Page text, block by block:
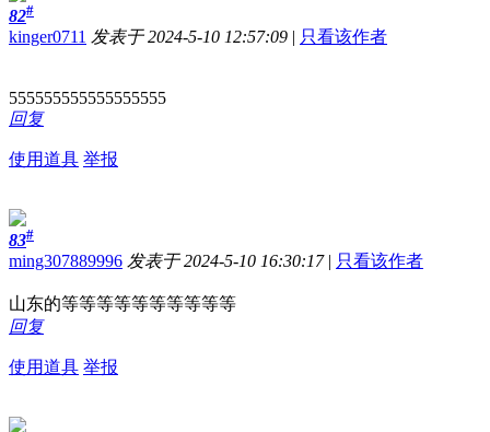
82#
kinger0711 发表于 2024-5-10 12:57:09 | 只看该作者
555555555555555555
回复
使用道具 举报
83#
ming307889996 发表于 2024-5-10 16:30:17 | 只看该作者
山东的等等等等等等等等等等
回复
使用道具 举报